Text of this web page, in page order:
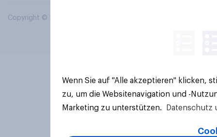
Copyright © 2026 YouGov PLC. Alle Rechte vorbehalten.
Wenn Sie auf "Alle akzeptieren" klicken,
zu, um die Websitenavigation und -
Marketing zu unterstützen.
Datenschutz